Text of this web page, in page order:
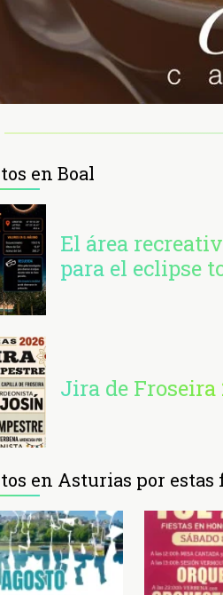
en Boal
El área
para el eclipse
Jira de Froseira
en Asturias por estas